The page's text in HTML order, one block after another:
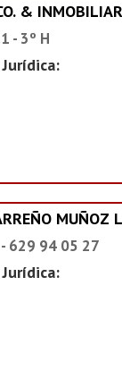
&
- 3º H
MUÑOZ
629 94 05 27